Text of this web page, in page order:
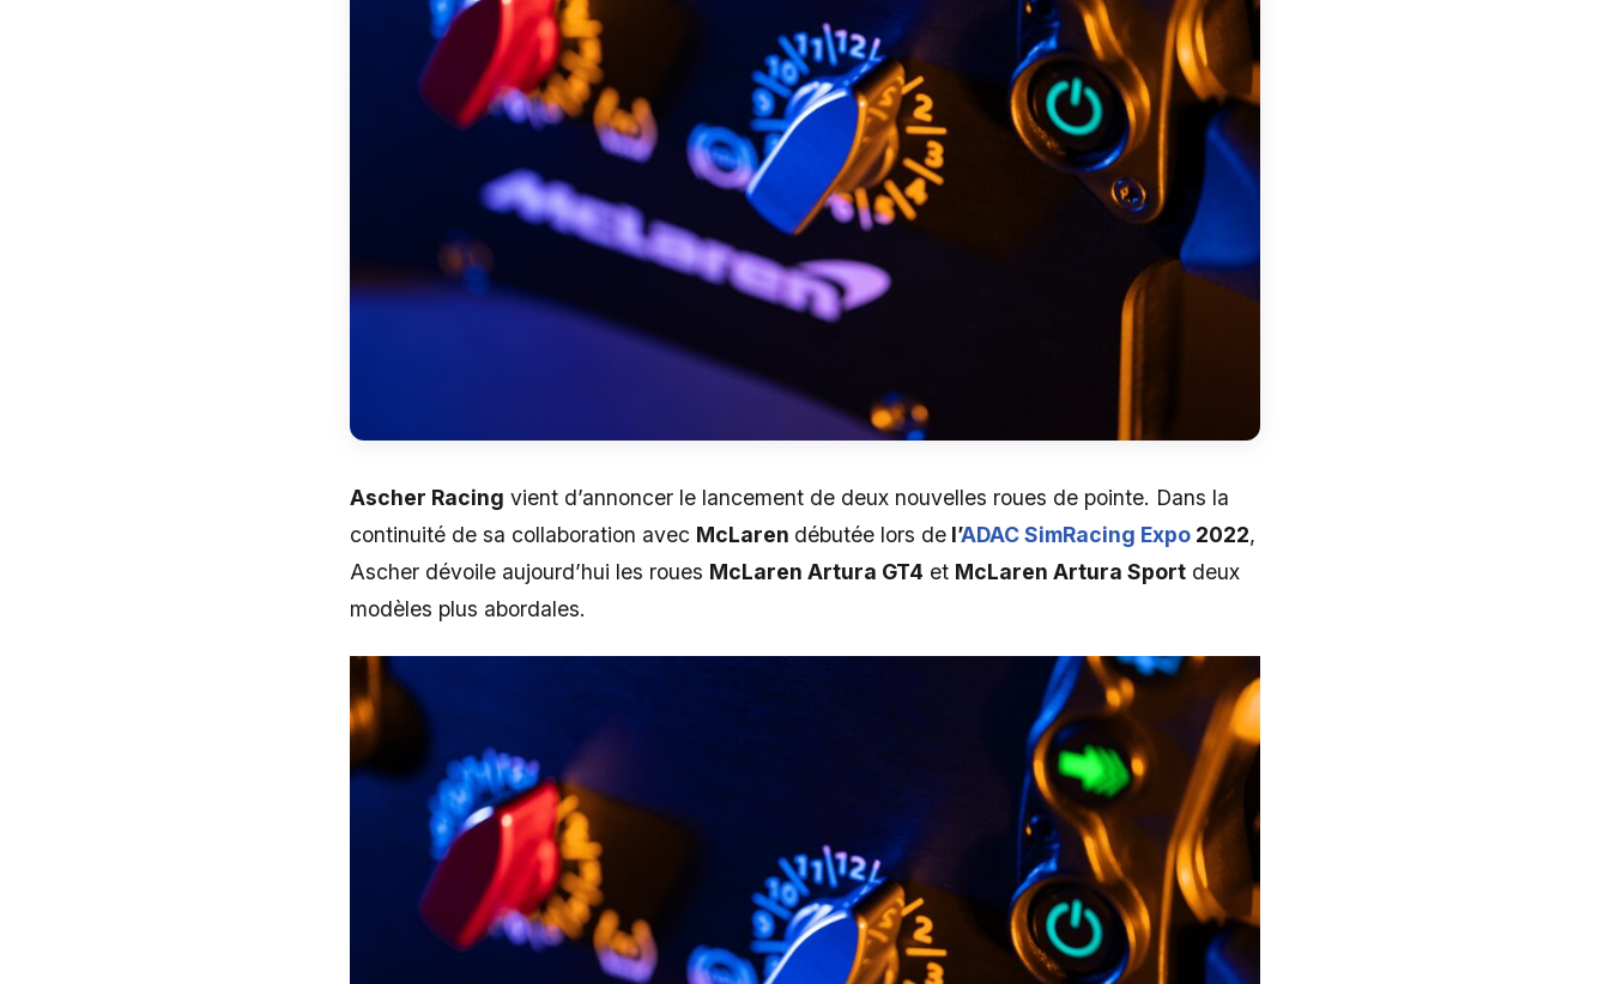
Ascher Racing vient d’annoncer le lancement de deux nouvelles roues de pointe. Dans la
continuité de sa collaboration avec McLaren débutée lors de l’ADAC SimRacing Expo 2022,
Ascher dévoile aujourd’hui les roues McLaren Artura GT4 et McLaren Artura Sport deux
modèles plus abordales.